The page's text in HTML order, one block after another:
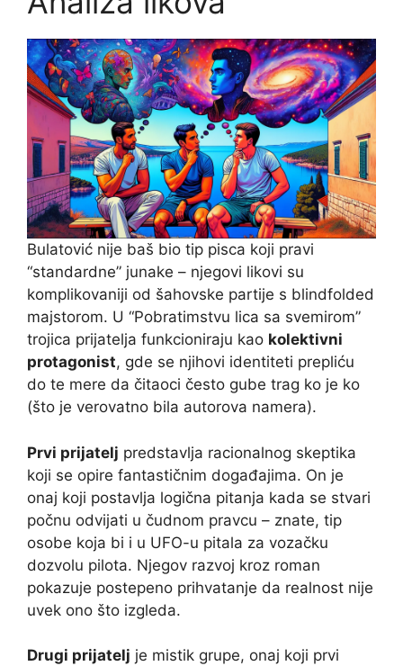
Bulatović nije baš bio tip pisca koji pravi
“standardne” junake – njegovi likovi su
komplikovaniji od šahovske partije s blindfolded
majstorom. U “Pobratimstvu lica sa svemirom”
trojica prijatelja funkcioniraju kao kolektivni
protagonist, gde se njihovi identiteti prepliću
do te mere da čitaoci često gube trag ko je ko
(što je verovatno bila autorova namera).
Prvi prijatelj predstavlja racionalnog skeptika
koji se opire fantastičnim događajima. On je
onaj koji postavlja logična pitanja kada se stvari
počnu odvijati u čudnom pravcu – znate, tip
osobe koja bi i u UFO-u pitala za vozačku
dozvolu pilota. Njegov razvoj kroz roman
pokazuje postepeno prihvatanje da realnost nije
uvek ono što izgleda.
Drugi prijatelj je mistik grupe, onaj koji prvi